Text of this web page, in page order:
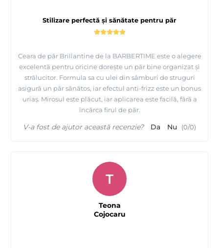
Stilizare perfectă și sănătate pentru păr
Ceara de păr Brillantine de la BARBERTIME este o alegere
excelentă pentru oricine dorește un păr bine organizat și
strălucitor. Formula sa cu ulei din sâmburi de struguri
asigură un păr sănătos, iar efectul anti-frizz este un bonus
uriaș. Mirosul este plăcut, iar aplicarea este facilă, fără a
încărca firul de păr.
V-a fost de ajutor această recenzie? Da Nu (0/0)
T
Teona
Cojocaru